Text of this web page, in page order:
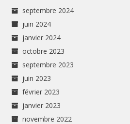
septembre 2024
juin 2024
janvier 2024
octobre 2023
septembre 2023
juin 2023
février 2023
janvier 2023
novembre 2022